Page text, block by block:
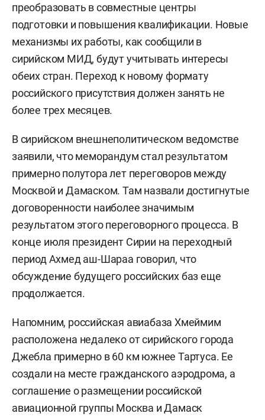
преобразовать в совместные центры
подготовки и повышения квалификации. Новые
механизмы их работы, как сообщили в
сирийском МИД, будут учитывать интересы
обеих стран. Переход к новому формату
российского присутствия должен занять не
более трех месяцев.
В сирийском внешнеполитическом ведомстве
заявили, что меморандум стал результатом
примерно полутора лет переговоров между
Москвой и Дамаском. Там назвали достигнутые
договоренности наиболее значимым
результатом этого переговорного процесса. В
конце июля президент Сирии на переходный
период Ахмед аш-Шараа говорил, что
обсуждение будущего российских баз еще
продолжается.
Напомним, российская авиабаза Хмеймим
расположена недалеко от сирийского города
Джебла примерно в 60 км южнее Тартуса. Ее
создали на месте гражданского аэродрома, а
соглашение о размещении российской
авиационной группы Москва и Дамаск